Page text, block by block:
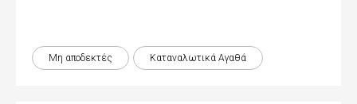
Μη αποδεκτές Καταναλωτικά Αγαθά